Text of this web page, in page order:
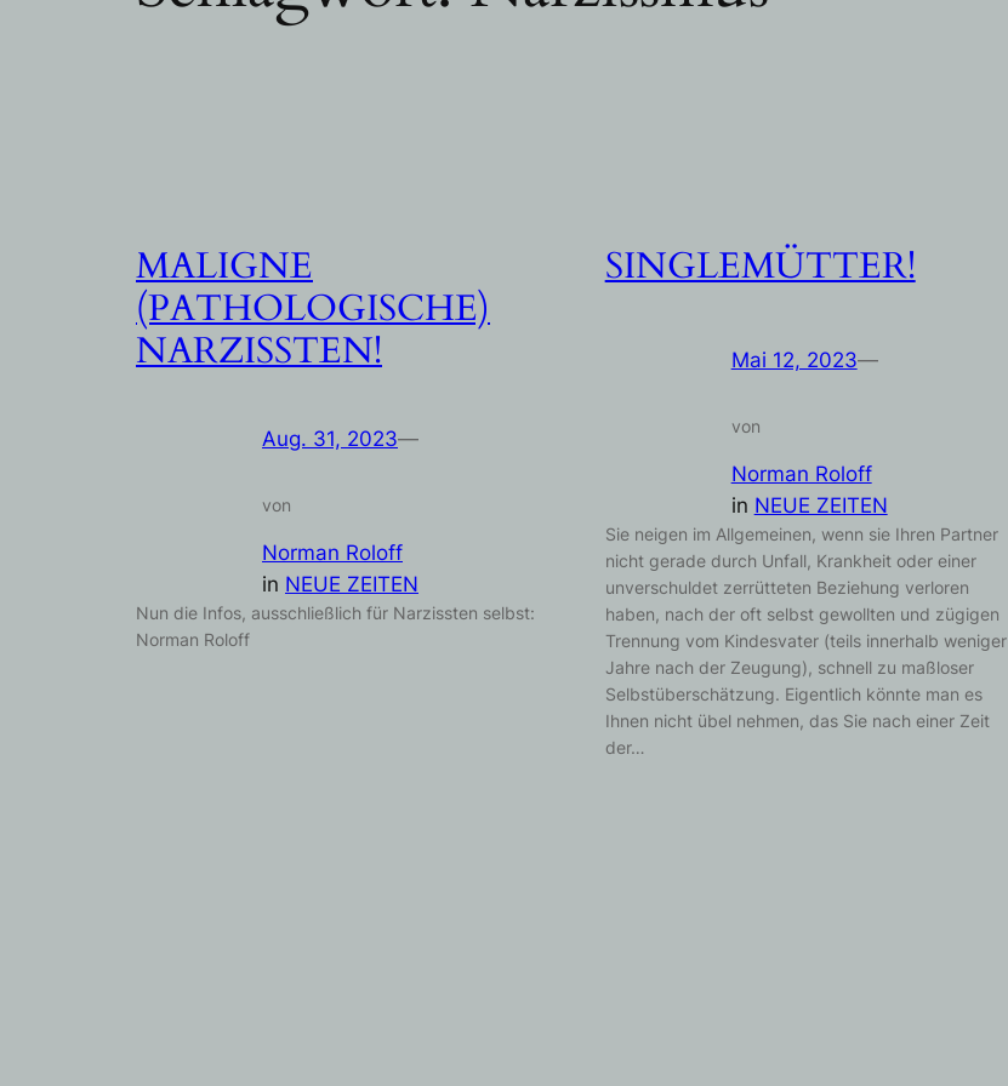
MALIGNE
(PATHOLOGISCHE)
NARZISSTEN!
Aug. 31, 2023—
von
Norman Roloff
in NEUE ZEITEN
Nun die Infos, ausschließlich für Narzissten selbst:
Norman Roloff
SINGLEMÜTTER!
Mai 12, 2023—
von
Norman Roloff
in NEUE ZEITEN
Sie neigen im Allgemeinen, wenn sie Ihren Partner
nicht gerade durch Unfall, Krankheit oder einer
unverschuldet zerrütteten Beziehung verloren
haben, nach der oft selbst gewollten und zügigen
Trennung vom Kindesvater (teils innerhalb weniger
Jahre nach der Zeugung), schnell zu maßloser
Selbstüberschätzung. Eigentlich könnte man es
Ihnen nicht übel nehmen, das Sie nach einer Zeit
der…